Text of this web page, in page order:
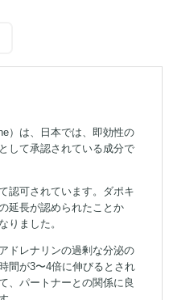
）は、日本では、即効性の
して承認されている成分で
認可されています。ダポキ
延長が認められたことか
りました。
ドレナリンの過剰な分泌の
間が3〜4倍に伸びるとされ
、パートナーとの関係に良